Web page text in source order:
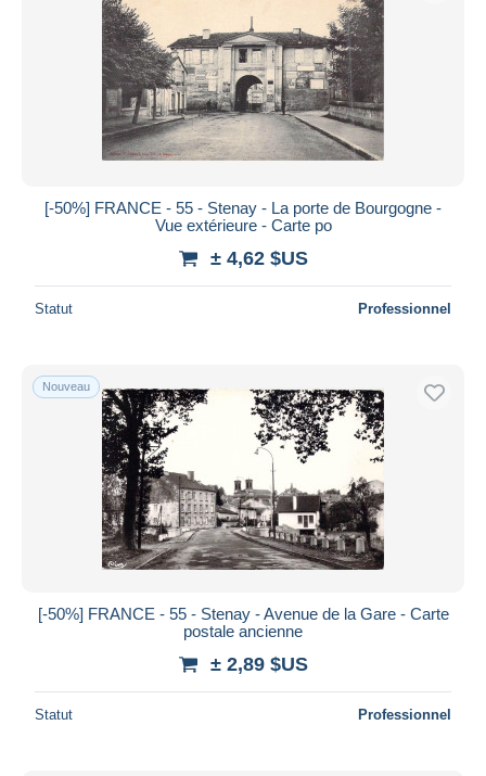
[-50%] FRANCE - 55 - Stenay - La porte de Bourgogne -
Vue extérieure - Carte po
± 4,62 $US
Statut Professionnel
Nouveau
[-50%] FRANCE - 55 - Stenay - Avenue de la Gare - Carte
postale ancienne
± 2,89 $US
Statut Professionnel